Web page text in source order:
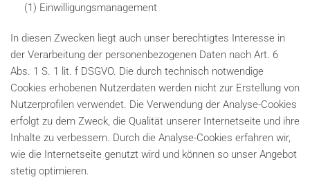
(1) Einwilligungsmanagement
In diesen Zwecken liegt auch unser berechtigtes Interesse in
der Verarbeitung der personenbezogenen Daten nach Art. 6
Abs. 1 S. 1 lit. f DSGVO. Die durch technisch notwendige
Cookies erhobenen Nutzerdaten werden nicht zur Erstellung von
Nutzerprofilen verwendet. Die Verwendung der Analyse-Cookies
erfolgt zu dem Zweck, die Qualität unserer Internetseite und ihre
Inhalte zu verbessern. Durch die Analyse-Cookies erfahren wir,
wie die Internetseite genutzt wird und können so unser Angebot
stetig optimieren.